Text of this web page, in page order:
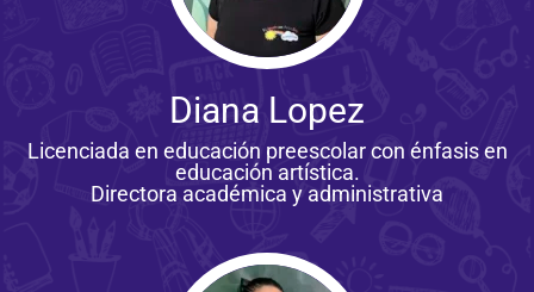
Diana Lopez
Licenciada en educación preescolar con énfasis en
educación artística.
Directora académica y administrativa